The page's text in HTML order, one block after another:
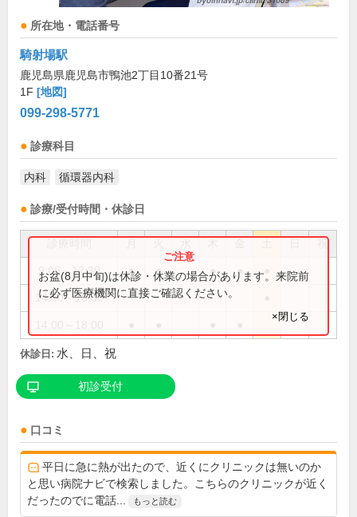
所在地・電話番号
騎射場駅
鹿児島県鹿児島市鴨池2丁目10番21号
1F [地図]
099-298-5771
診療科目
内科 循環器内科
診療/受付時間・休診日
祝
9:00～12:30 ● ● ● ●
14:00～16:00
お盆(8月中旬)は休診・休業の場合があります。来院前
に必ず医療機関に直接ご確認ください。
×閉じる
休診日: 水、日、祝
初診受付
口コミ
平日に急に熱が出たので、近くにクリニックは無いのか
と思い病院ナビで検索しました。こちらのクリニックが近く
だったのでに電話...
もっと読む